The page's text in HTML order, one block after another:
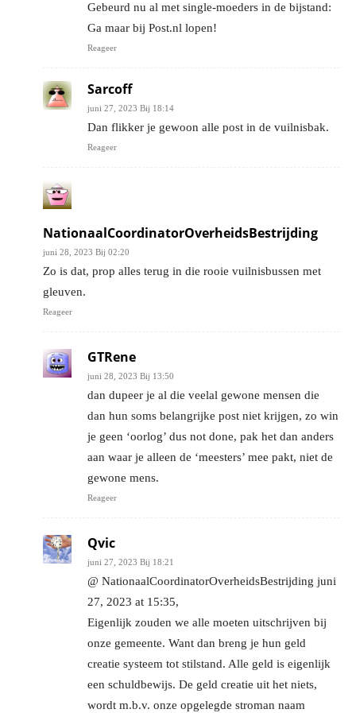
Gebeurd nu al met single-moeders in de bijstand:
Ga maar bij Post.nl lopen!
Reageer
Sarcoff
juni 27, 2023 Bij 18:14
Dan flikker je gewoon alle post in de vuilnisbak.
Reageer
NationaalCoordinatorOverheidsBestrijding
juni 28, 2023 Bij 02:20
Zo is dat, prop alles terug in die rooie vuilnisbussen met
gleuven.
Reageer
GTRene
juni 28, 2023 Bij 13:50
dan dupeer je al die veelal gewone mensen die
dan hun soms belangrijke post niet krijgen, zo win
je geen ‘oorlog’ dus not done, pak het dan anders
aan waar je alleen de ‘meesters’ mee pakt, niet de
gewone mens.
Reageer
Qvic
juni 27, 2023 Bij 18:21
@ NationaalCoordinatorOverheidsBestrijding juni
27, 2023 at 15:35,
Eigenlijk zouden we alle moeten uitschrijven bij
onze gemeente. Want dan breng je hun geld
creatie systeem tot stilstand. Alle geld is eigenlijk
een schuldbewijs. De geld creatie uit het niets,
wordt m.b.v. onze opgelegde stroman naam